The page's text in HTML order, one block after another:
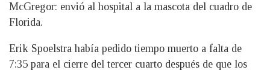
McGregor: envió al hospital a la mascota del cuadro de
Florida.
Erik Spoelstra había pedido tiempo muerto a falta de
7:35 para el cierre del tercer cuarto después de que los